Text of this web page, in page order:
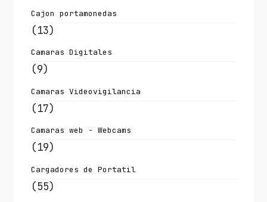
Cajon portamonedas
(13)
Camaras Digitales
(9)
Camaras Videovigilancia
(17)
Camaras web - Webcams
(19)
Cargadores de Portatil
(55)